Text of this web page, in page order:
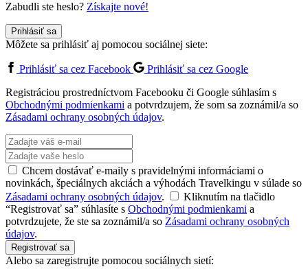
Zabudli ste heslo? Získajte nové!
Prihlásiť sa
Môžete sa prihlásiť aj pomocou sociálnej siete:
Prihlásiť sa cez Facebook
Prihlásiť sa cez Google
Registráciou prostredníctvom Facebooku či Google súhlasím s
Obchodnými podmienkami a potvrdzujem, že som sa zoznámil/a so
Zásadami ochrany osobných údajov.
Chcem dostávať e-maily s pravidelnými informáciami o
novinkách, špeciálnych akciách a výhodách Travelkingu v súlade so
Zásadami ochrany osobných údajov.
Kliknutím na tlačidlo
“Registrovať sa” súhlasíte s Obchodnými podmienkami a
potvrdzujete, že ste sa zoznámil/a so Zásadami ochrany osobných
údajov.
Registrovať sa
Alebo sa zaregistrujte pomocou sociálnych sietí: